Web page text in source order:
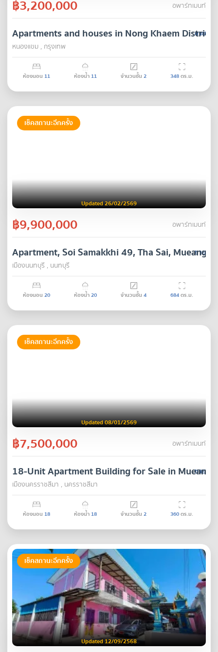
฿3,200,000 อพาร์ทเมนท์
ขาย
Apartments and houses in Nong Khaem District
หนองแขม , กรุงเทพ
ห้องนอน 11 ห้องน้ำ 11 จำนวนชั้น 2 348ตร.ม.
เช็คสถานะอีกครั้ง
Updated 26/02/2569
฿9,900,000 อพาร์ทเมนท์
ขาย
Apartment, Soi Samakkhi 49, Tha Sai, Mueang
เมืองนนทบุรี , นนทบุรี
ห้องนอน 20 ห้องน้ำ20 จำนวนชั้น 4 684ตร.ม.
เช็คสถานะอีกครั้ง
Updated 08/01/2569
฿7,500,000 อพาร์ทเมนท์
ขาย
18-Unit Apartment Building for Sale in Mueang
เมืองนครราชสีมา , นครราชสีมา
ห้องนอน 18 ห้องน้ำ 18 จำนวนชั้น 2 360ตร.ม.
เช็คสถานะอีกครั้ง
Updated 12/09/2568